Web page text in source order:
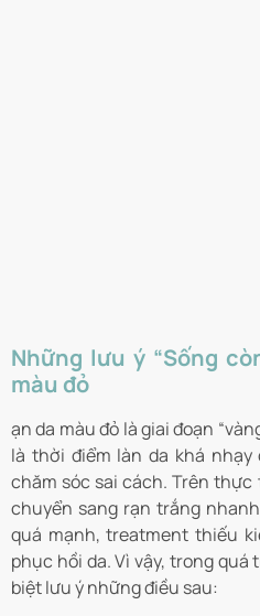
Những lưu ý “Sống
màu đỏ
ạn da màu đỏ là giai đoạn
là thời điểm làn da khá
chăm sóc sai cách. Trên
chuyển sang rạn trắng
quá mạnh, treatment thiếu
phục hồi da. Vì vậy, trong
biệt lưu ý những điều sau: